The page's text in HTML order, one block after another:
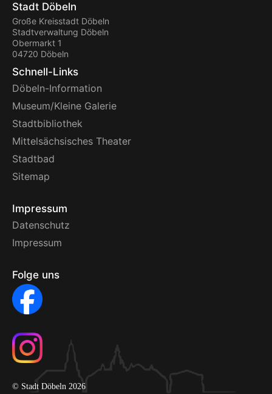
Stadt Döbeln
Große Kreisstadt Döbeln
Stadtverwaltung Döbeln
Obermarkt 1
04720 Döbeln
Schnell-Links
Döbeln-Information
Museum/Kleine Galerie
Stadtbibliothek
Mittelsächsisches Theater
Stadtbad
Sitemap
Impressum
Datenschutz
Impressum
Folge uns
© Stadt Döbeln 2026